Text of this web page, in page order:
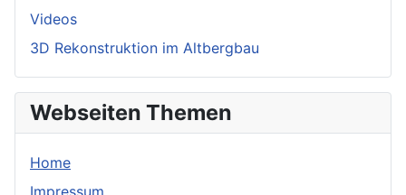
Videos
3D Rekonstruktion im Altbergbau
Webseiten Themen
Home
Impressum